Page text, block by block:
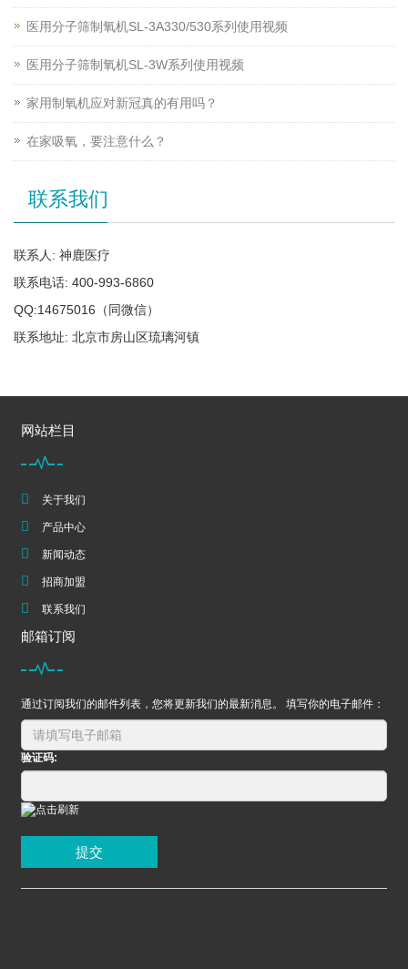
医用分子筛制氧机SL-3A330/530系列使用视频
医用分子筛制氧机SL-3W系列使用视频
家用制氧机应对新冠真的有用吗？
在家吸氧，要注意什么？
联系我们
联系人: 神鹿医疗
联系电话: 400-993-6860
QQ:14675016（同微信）
联系地址: 北京市房山区琉璃河镇
网站栏目
关于我们
产品中心
新闻动态
招商加盟
联系我们
邮箱订阅
通过订阅我们的邮件列表，您将更新我们的最新消息。 填写你的电子邮件：
验证码:
提交